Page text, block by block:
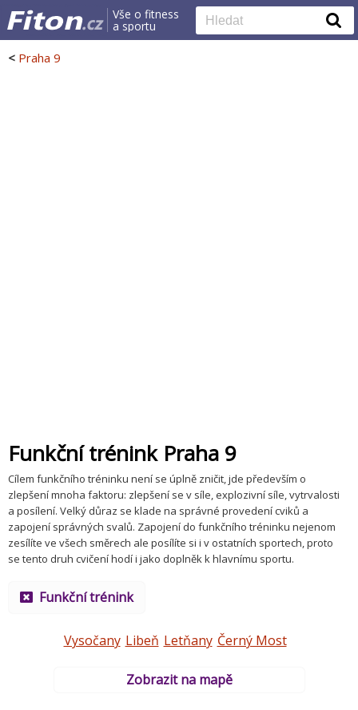
Vše o fitness
a sportu
< Praha 9
Funkční trénink Praha 9
Cílem funkčního tréninku není se úplně zničit, jde především o
zlepšení mnoha faktoru: zlepšení se v síle, explozivní síle, vytrvalosti
a posílení. Velký důraz se klade na správné provedení cviků a
zapojení správných svalů. Zapojení do funkčního tréninku nejenom
zesílíte ve všech směrech ale posílíte si i v ostatních sportech, proto
se tento druh cvičení hodí i jako doplněk k hlavnímu sportu.
Funkční trénink
Vysočany Libeň Letňany Černý Most
Zobrazit na mapě